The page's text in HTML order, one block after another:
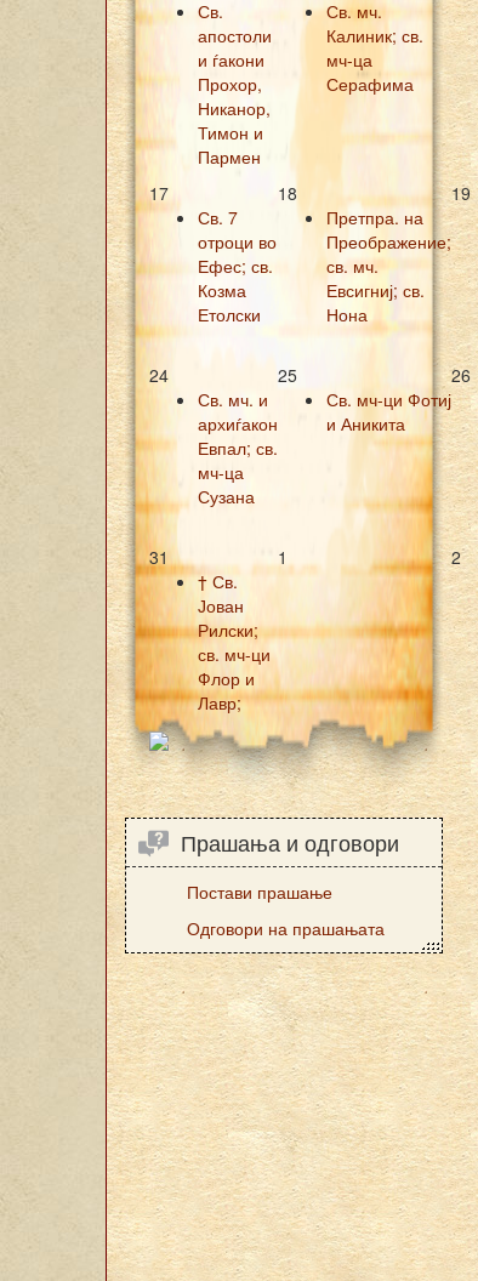
Св.
апостоли
и ѓакони
Прохор,
Никанор,
Тимон и
Пармен
Св. мч.
Калиник; св.
мч-ца
Серафима
17
Св. 7
отроци во
Ефес; св.
Козма
Етолски
18
Претпра. на
Преображение;
св. мч.
Евсигниј; св.
Нона
19
24
Св. мч. и
архиѓакон
Евпал; св.
мч-ца
Сузана
25
Св. мч-ци Фотиј
и Аникита
26
31
† Св.
Јован
Рилски;
св. мч-ци
Флор и
Лавр;
1 2
Прашања и одговори
Постави прашање
Одговори на прашањата